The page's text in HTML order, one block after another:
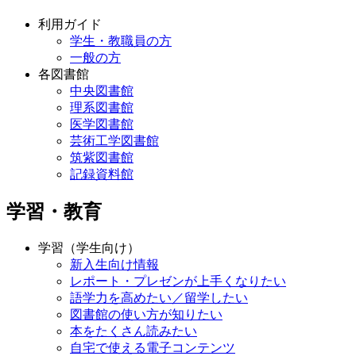
利用ガイド
学生・教職員の方
一般の方
各図書館
中央図書館
理系図書館
医学図書館
芸術工学図書館
筑紫図書館
記録資料館
学習・教育
学習（学生向け）
新入生向け情報
レポート・プレゼンが上手くなりたい
語学力を高めたい／留学したい
図書館の使い方が知りたい
本をたくさん読みたい
自宅で使える電子コンテンツ